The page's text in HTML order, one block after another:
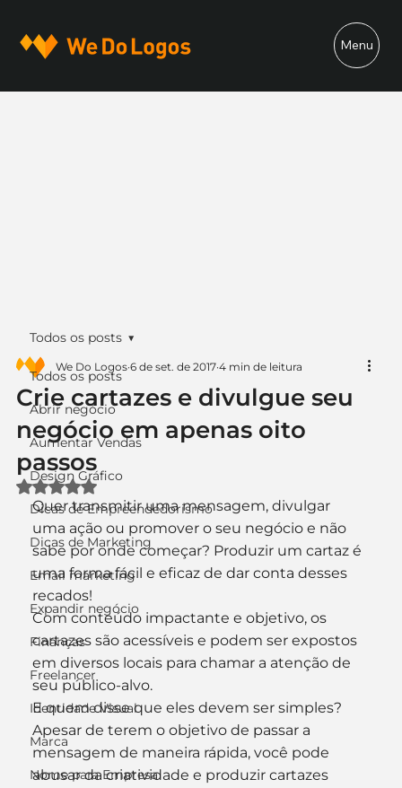
Menu
Todos os posts
Abrir negócio
Aumentar Vendas
Design Gráfico
Dicas de Empreendedorismo
Dicas de Marketing
Email marketing
Expandir negócio
Finanças
Freelancer
Identidade Visual
Marca
Nome para Empresa
Todos os posts
Crie cartazes e divulgue seu
negócio em apenas oito
passos
We Do Logos 6 de set. de 2017 4 min de leitura
Avaliado com NaN de 5 estrelas.
Quer transmitir uma mensagem, divulgar
uma ação ou promover o seu negócio e não
sabe por onde começar? Produzir um cartaz é
uma forma fácil e eficaz de dar conta desses
recados!
Com conteúdo impactante e objetivo, os
cartazes são acessíveis e podem ser expostos
em diversos locais para chamar a atenção de
seu público-alvo.
E quem disse que eles devem ser simples?
Apesar de terem o objetivo de passar a
mensagem de maneira rápida, você pode
abusar da criatividade e produzir cartazes